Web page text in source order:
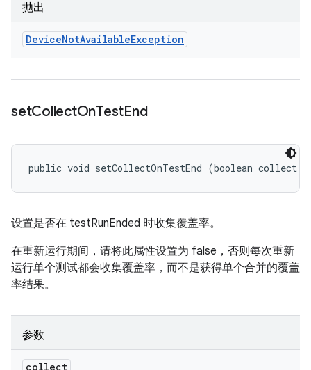
抛出
DeviceNotAvailableException
setCollectOnTestEnd
public void setCollectOnTestEnd (boolean collect)
设置是否在 testRunEnded 时收集覆盖率。
在重新运行期间，请将此属性设置为 false，否则每次重新
运行单个测试都会收集覆盖率，而不是获得单个合并的覆盖
率结果。
参数
collect